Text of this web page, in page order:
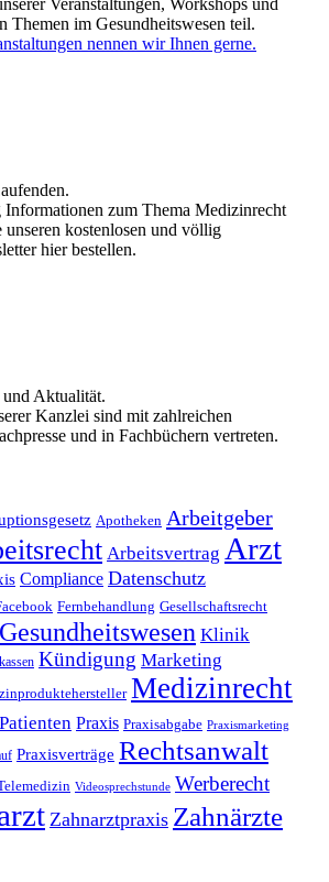
Veranstaltungen, Workshops und
Themen im Gesundheitswesen teil.
nennen wir Ihnen gerne.
Informationen zum Thema Medizinrecht
kostenlosen und völlig
hier bestellen.
Aktualität.
Kanzlei sind mit zahlreichen
und in Fachbüchern vertreten.
Apotheken Arbeitgeber
Arbeitsvertrag Arzt
Compliance Datenschutz
Fernbehandlung Gesellschaftsrecht
Gesundheitswesen Klinik
Kündigung Marketing
Medizinrecht
Patienten Praxis Praxisabgabe Praxismarketing
Praxisverträge Rechtsanwalt
Videosprechstunde Werberecht
Zahnarztpraxis Zahnärzte